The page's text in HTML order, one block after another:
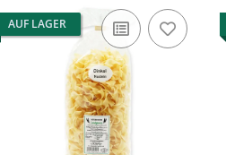
AUF LAGER